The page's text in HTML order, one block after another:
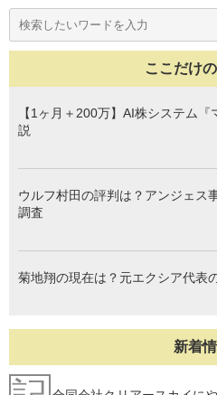
ここだけ
【1ヶ月＋200万】AI株システム
説
ウルフ村田の評判は？アンジェス
調査
菊地翔の現在は？元エクシア代表
新着